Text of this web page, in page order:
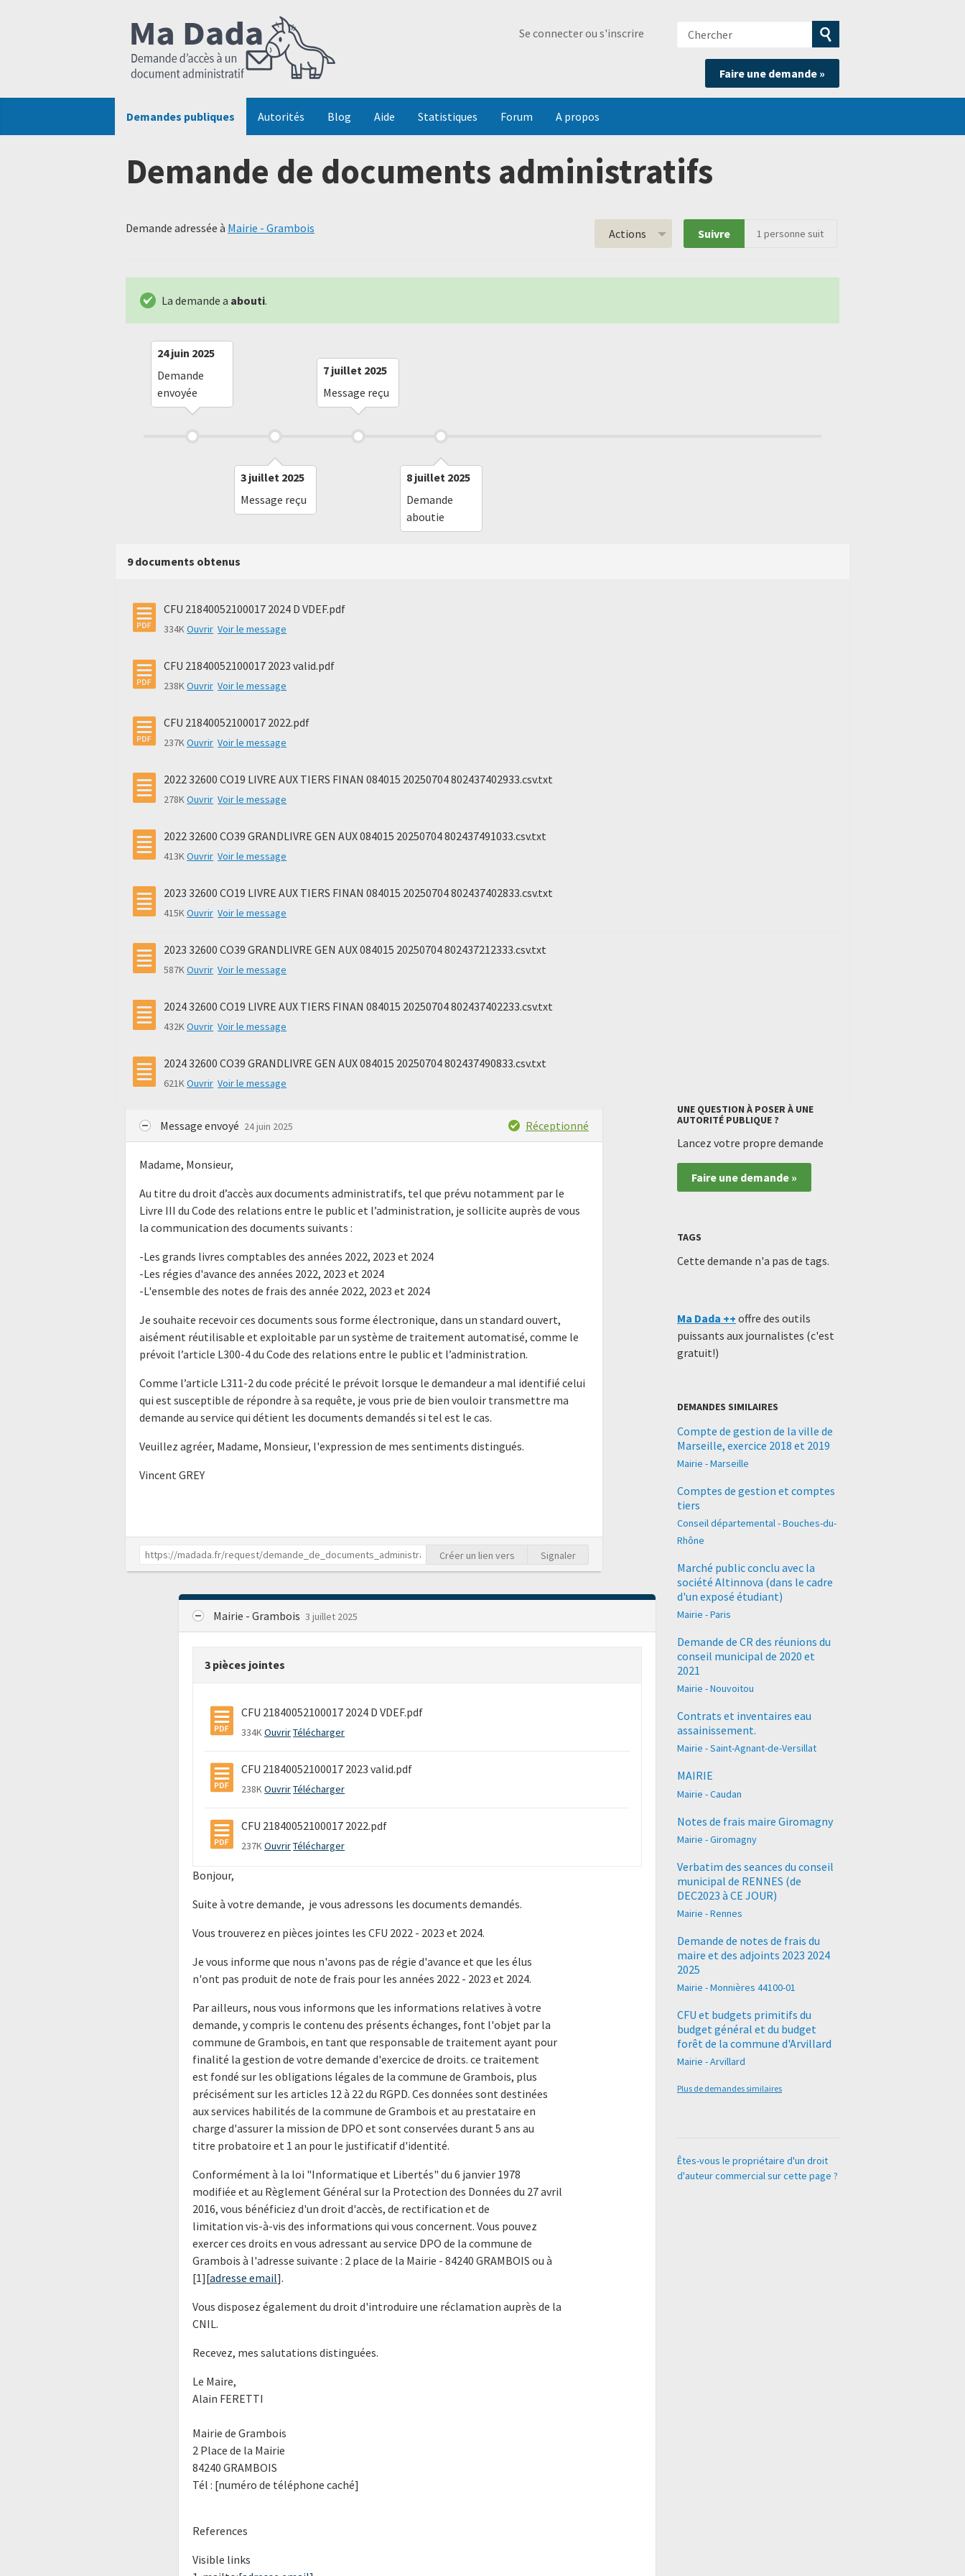
Se connecter ou s'inscrire
Chercher
Soumettre
la
recherche
Faire une demande »
Demandes publiques Autorités Blog Aide Statistiques Forum A propos
Demande de documents administratifs
Demande adressée à Mairie - Grambois Actions Suivre 1 personne suit
La demande a abouti.
24 juin 2025
Demande
envoyée
3 juillet 2025
Message reçu
7 juillet 2025
Message reçu
8 juillet 2025
Demande
aboutie
9 documents obtenus
CFU 21840052100017 2024 D VDEF.pdf
334KOuvrir Voir le message
CFU 21840052100017 2023 valid.pdf
238KOuvrir Voir le message
CFU 21840052100017 2022.pdf
237KOuvrir Voir le message
2022 32600 CO19 LIVRE AUX TIERS FINAN 084015 20250704 802437402933.csv.txt
278KOuvrir Voir le message
2022 32600 CO39 GRANDLIVRE GEN AUX 084015 20250704 802437491033.csv.txt
413KOuvrir Voir le message
2023 32600 CO19 LIVRE AUX TIERS FINAN 084015 20250704 802437402833.csv.txt
415KOuvrir Voir le message
2023 32600 CO39 GRANDLIVRE GEN AUX 084015 20250704 802437212333.csv.txt
587KOuvrir Voir le message
2024 32600 CO19 LIVRE AUX TIERS FINAN 084015 20250704 802437402233.csv.txt
432KOuvrir Voir le message
2024 32600 CO39 GRANDLIVRE GEN AUX 084015 20250704 802437490833.csv.txt
621KOuvrir Voir le message
Message envoyé 24 juin 2025 Réceptionné
Madame, Monsieur,
Au titre du droit d’accès aux documents administratifs, tel que prévu notamment par le
Livre III du Code des relations entre le public et l’administration, je sollicite auprès de vous
la communication des documents suivants :
-Les grands livres comptables des années 2022, 2023 et 2024
-Les régies d'avance des années 2022, 2023 et 2024
-L'ensemble des notes de frais des année 2022, 2023 et 2024
Je souhaite recevoir ces documents sous forme électronique, dans un standard ouvert,
aisément réutilisable et exploitable par un système de traitement automatisé, comme le
prévoit l’article L300-4 du Code des relations entre le public et l’administration.
Comme l’article L311-2 du code précité le prévoit lorsque le demandeur a mal identifié celui
qui est susceptible de répondre à sa requête, je vous prie de bien vouloir transmettre ma
demande au service qui détient les documents demandés si tel est le cas.
Veuillez agréer, Madame, Monsieur, l'expression de mes sentiments distingués.
Vincent GREY
Créer un lien vers Signaler
Mairie - Grambois 3 juillet 2025
3 pièces jointes
CFU 21840052100017 2024 D VDEF.pdf
334KOuvrirTélécharger
CFU 21840052100017 2023 valid.pdf
238KOuvrirTélécharger
CFU 21840052100017 2022.pdf
237KOuvrirTélécharger
Bonjour,
Suite à votre demande, je vous adressons les documents demandés.
Vous trouverez en pièces jointes les CFU 2022 - 2023 et 2024.
Je vous informe que nous n'avons pas de régie d'avance et que les élus
n'ont pas produit de note de frais pour les années 2022 - 2023 et 2024.
Par ailleurs, nous vous informons que les informations relatives à votre
demande, y compris le contenu des présents échanges, font l'objet par la
commune de Grambois, en tant que responsable de traitement ayant pour
finalité la gestion de votre demande d'exercice de droits. ce traitement
est fondé sur les obligations légales de la commune de Grambois, plus
précisément sur les articles 12 à 22 du RGPD. Ces données sont destinées
aux services habilités de la commune de Grambois et au prestataire en
charge d'assurer la mission de DPO et sont conservées durant 5 ans au
titre probatoire et 1 an pour le justificatif d'identité.
Conformément à la loi "Informatique et Libertés" du 6 janvier 1978
modifiée et au Règlement Général sur la Protection des Données du 27 avril
2016, vous bénéficiez d'un droit d'accès, de rectification et de
limitation vis-à-vis des informations qui vous concernent. Vous pouvez
exercer ces droits en vous adressant au service DPO de la commune de
Grambois à l'adresse suivante : 2 place de la Mairie - 84240 GRAMBOIS ou à
[1][adresse email].
Vous disposez également du droit d'introduire une réclamation auprès de la
CNIL.
Recevez, mes salutations distinguées.
Le Maire,
Alain FERETTI
Mairie de Grambois
2 Place de la Mairie
84240 GRAMBOIS
Tél : [numéro de téléphone caché]
References
Visible links
UNE QUESTION À POSER À UNE
AUTORITÉ PUBLIQUE ?
Lancez votre propre demande
Faire une demande »
TAGS
Cette demande n'a pas de tags.
Ma Dada ++ offre des outils
puissants aux journalistes (c'est
gratuit!)
DEMANDES SIMILAIRES
Compte de gestion de la ville de
Marseille, exercice 2018 et 2019
Mairie - Marseille
Comptes de gestion et comptes
tiers
Conseil départemental - Bouches-du-
Rhône
Marché public conclu avec la
société Altinnova (dans le cadre
d'un exposé étudiant)
Mairie - Paris
Demande de CR des réunions du
conseil municipal de 2020 et
2021
Mairie - Nouvoitou
Contrats et inventaires eau
assainissement.
Mairie - Saint-Agnant-de-Versillat
MAIRIE
Mairie - Caudan
Notes de frais maire Giromagny
Mairie - Giromagny
Verbatim des seances du conseil
municipal de RENNES (de
DEC2023 à CE JOUR)
Mairie - Rennes
Demande de notes de frais du
maire et des adjoints 2023 2024
2025
Mairie - Monnières 44100-01
CFU et budgets primitifs du
budget général et du budget
forêt de la commune d'Arvillard
Mairie - Arvillard
Plus de demandes similaires
Êtes-vous le propriétaire d'un droit
d'auteur commercial sur cette page ?